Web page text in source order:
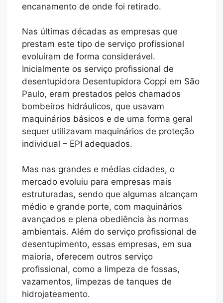
encanamento de onde foi retirado.
Nas últimas décadas as empresas que
prestam este tipo de serviço profissional
evoluíram de forma considerável.
Inicialmente os serviço profissional de
desentupidora Desentupidora Coppi em São
Paulo, eram prestados pelos chamados
bombeiros hidráulicos, que usavam
maquinários básicos e de uma forma geral
sequer utilizavam maquinários de proteção
individual – EPI adequados.
Mas nas grandes e médias cidades, o
mercado evoluiu para empresas mais
estruturadas, sendo que algumas alcançam
médio e grande porte, com maquinários
avançados e plena obediência às normas
ambientais. Além do serviço profissional de
desentupimento, essas empresas, em sua
maioria, oferecem outros serviço
profissional, como a limpeza de fossas,
vazamentos, limpezas de tanques de
hidrojateamento.